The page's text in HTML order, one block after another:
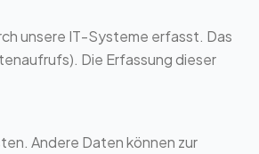
unsere IT-Systeme erfasst. Das
Die Erfassung dieser
Andere Daten können zur